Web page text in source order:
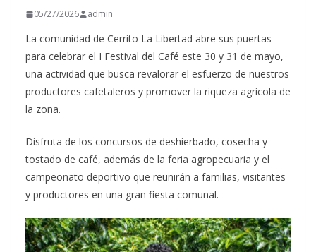
05/27/2026 admin
La comunidad de Cerrito La Libertad abre sus puertas
para celebrar el I Festival del Café este 30 y 31 de mayo,
una actividad que busca revalorar el esfuerzo de nuestros
productores cafetaleros y promover la riqueza agrícola de
la zona.
Disfruta de los concursos de deshierbado, cosecha y
tostado de café, además de la feria agropecuaria y el
campeonato deportivo que reunirán a familias, visitantes
y productores en una gran fiesta comunal.